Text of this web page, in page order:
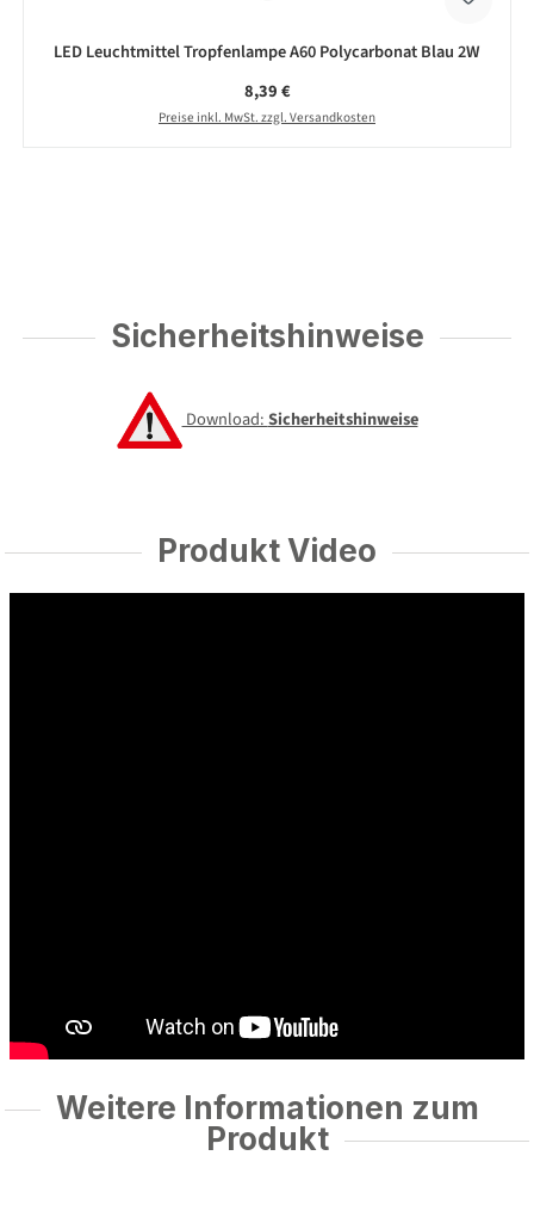
LED Leuchtmittel Tropfenlampe A60 Polycarbonat Blau 2W
Regulärer Preis:
8,39 €
Preise inkl. MwSt. zzgl. Versandkosten
Sicherheitshinweise
Download:Sicherheitshinweise
Produkt Video
Weitere Informationen zum
Produkt